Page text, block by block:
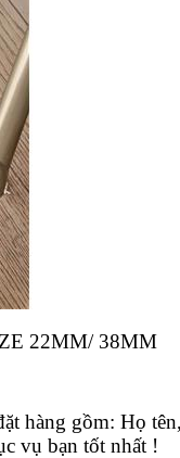
22MM/ 38MM
hàng gồm: Họ
vụ bạn tốt nhất !